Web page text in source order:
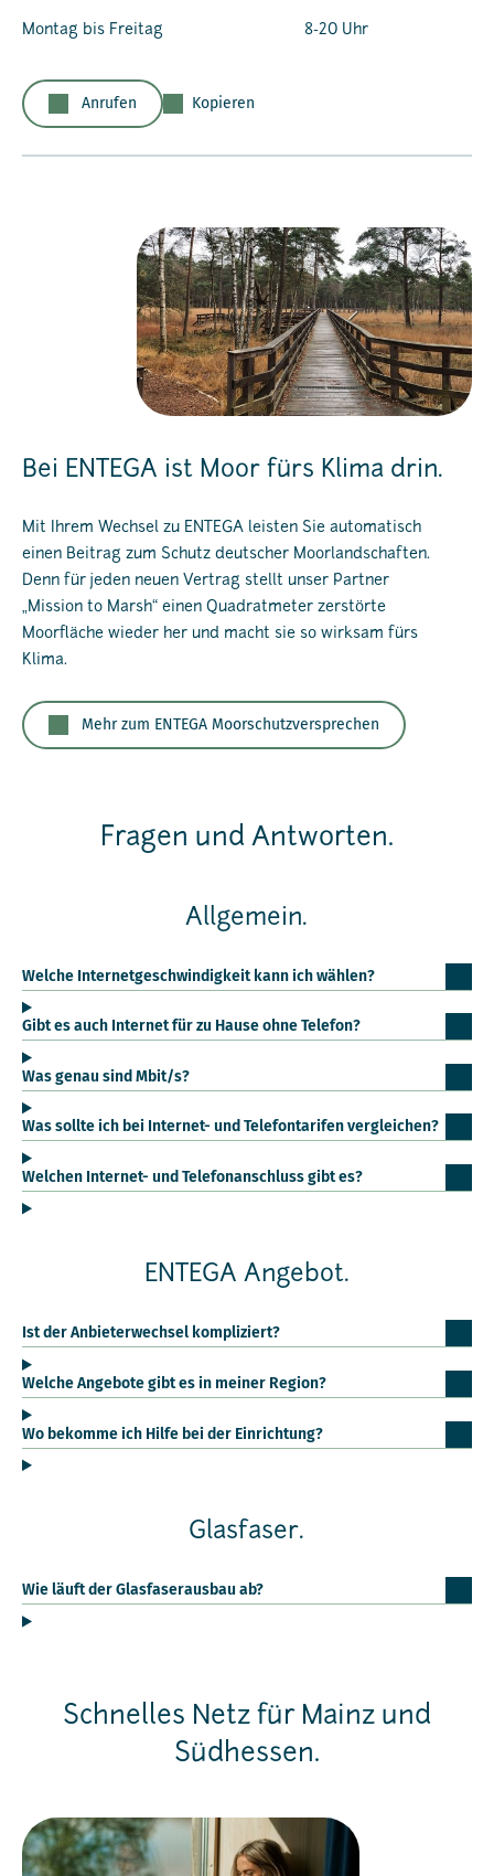
Montag bis Freitag 8-20 Uhr
Anrufen Kopieren
Bei ENTEGA ist Moor fürs Klima drin.
Mit Ihrem Wechsel zu ENTEGA leisten Sie automatisch
einen Beitrag zum Schutz deutscher Moorlandschaften.
Denn für jeden neuen Vertrag stellt unser Partner
„Mission to Marsh“ einen Quadratmeter zerstörte
Moorfläche wieder her und macht sie so wirksam fürs
Klima.
Mehr zum ENTEGA Moorschutzversprechen
Fragen und Antworten.
Allgemein.
Welche Internetgeschwindigkeit kann ich wählen?
Gibt es auch Internet für zu Hause ohne Telefon?
Was genau sind Mbit/s?
Was sollte ich bei Internet- und Telefontarifen vergleichen?
Welchen Internet- und Telefonanschluss gibt es?
ENTEGA Angebot.
Ist der Anbieterwechsel kompliziert?
Welche Angebote gibt es in meiner Region?
Wo bekomme ich Hilfe bei der Einrichtung?
Glasfaser.
Wie läuft der Glasfaserausbau ab?
Schnelles Netz für Mainz und
Südhessen.